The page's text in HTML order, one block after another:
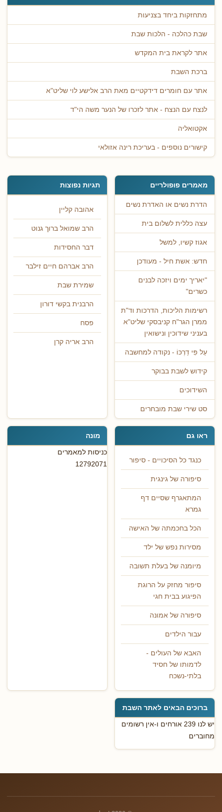
מתחזקות ביחד בצניעות
שבת כהלכה - הלכות שבת
אתר לקראת בית המקדש
ברכת השבת
אתר עם חומרים דידקטיים מאת הרב אלישע לוי שליט"א
לנצח עם הנצח - אתר לזכרו של הנער משה הי"ד
אקטואליה
קישורים נוספים - בעריכת רינה אזולאי
מאמרים פופולריים
הדרת נשים או האדרת נשים
עצה כללית לשלום בית
אגוז קשיו, למשל
חדש: אשת חיל - מעודכן
"יאריך ימים ויזכה לבנים
כשרים"
רשימות הליכות, הדרכות וד"ת
ממרן הגר"ח קניבסקי שליט"א
בעניני שידוכין ונישואין
עַל פִּי דַרְכּוֹ - נקודה למחשבה
קידוש לשבת בבוקר
השידוכים
סט שירי שבת מובחרים
תגיות נפוצות
אהובה קליין
הרב שמואל ברוך גנוט
דבר החסידות
הרב אברהם חיים זילבר
שמירת שבת
הרבנית בקשי דורון
פסח
הרב אריה קרן
ראו גם
כנגד כל הסיכויים - סיפור
סיפורה של גינגית
המתאגרף שסיים דף
גמרא
הכל בחכמתה של האישה
מסירות נפש של ילד
מיומנה של בעלת תשובה
סיפור מחזק על הרוגת
הפיגוע בבית חגי
סיפורה של אמונה
עבור הילדים
האבא של העולים -
לדמותו של חסיד
בלתי-נשכח
מונה
כניסות למאמרים
12792071
ברוכים הבאים לאתר השבת
יש לנו 239 אורחים ו-אין רשומים
מחוברים